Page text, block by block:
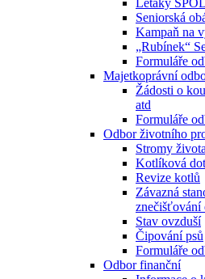
Letáky
Seniorská
Kampaň na
„Rubínek“
Formuláře
Majetkoprávní
Žádosti o
atd
Formuláře
Odbor životního
Stromy života
Kotlíková
Revize kotlů
Závazná
znečišťování
Stav ovzduší
Čipování psů
Formuláře
Odbor finanční